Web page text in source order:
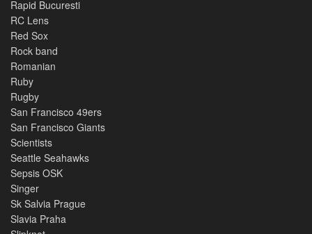
Rapid Bucuresti
RC Lens
Red Sox
Rock band
Romanian
Ruby
Rugby
San Francisco 49ers
San Francisco Giants
Scientists
Seattle Seahawks
Sepsis OSK
Singer
Sk Salvia Prague
Slavia Praha